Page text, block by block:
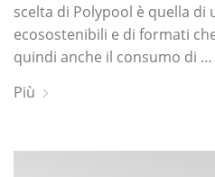
scelta di Polypool è quella di
ecosostenibili e di formati
quindi anche il consumo di …
Più